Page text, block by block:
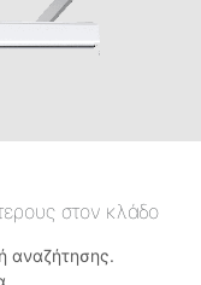
στον κλάδο
αναζήτησης.